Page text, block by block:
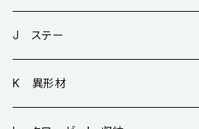
J ステー
K 異形材